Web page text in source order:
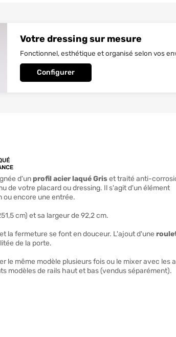
Votre dressing sur mesure
Fonctionnel, esthétique et organisé selon vos
Configurer
d'unprofil acier laqué Griset traité anti-
de votre placard ou dressing. Il s'agit d'un élément
ou encore une entrée.
cm) et sa largeur de 92,2 cm.
la fermeture se font en douceur. L'ajout d'une
de la porte.
le même modèle plusieurs fois ou le mixer avec les
modèles de rails haut et bas (vendus séparément).